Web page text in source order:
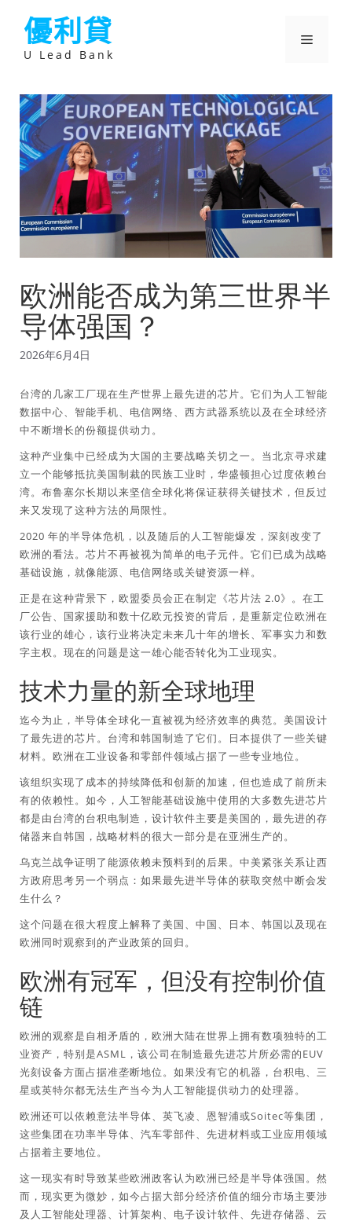
優利貸
U Lead Bank
選
欧洲能否成为第三世界半
导体强国？
2026年6月4日
台湾的几家工厂现在生产世界上最先进的芯片。它们为人工智能
数据中心、智能手机、电信网络、西方武器系统以及在全球经济
中不断增长的份额提供动力。
这种产业集中已经成为大国的主要战略关切之一。当北京寻求建
立一个能够抵抗美国制裁的民族工业时，华盛顿担心过度依赖台
湾。布鲁塞尔长期以来坚信全球化将保证获得关键技术，但反过
来又发现了这种方法的局限性。
2020 年的半导体危机，以及随后的人工智能爆发，深刻改变了
欧洲的看法。芯片不再被视为简单的电子元件。它们已成为战略
基础设施，就像能源、电信网络或关键资源一样。
正是在这种背景下，欧盟委员会正在制定《芯片法 2.0》。在工
厂公告、国家援助和数十亿欧元投资的背后，是重新定位欧洲在
该行业的雄心，该行业将决定未来几十年的增长、军事实力和数
字主权。现在的问题是这一雄心能否转化为工业现实。
技术力量的新全球地理
迄今为止，半导体全球化一直被视为经济效率的典范。美国设计
了最先进的芯片。台湾和韩国制造了它们。日本提供了一些关键
材料。欧洲在工业设备和零部件领域占据了一些专业地位。
该组织实现了成本的持续降低和创新的加速，但也造成了前所未
有的依赖性。如今，人工智能基础设施中使用的大多数先进芯片
都是由台湾的台积电制造，设计软件主要是美国的，最先进的存
储器来自韩国，战略材料的很大一部分是在亚洲生产的。
乌克兰战争证明了能源依赖未预料到的后果。中美紧张关系让西
方政府思考另一个弱点：如果最先进半导体的获取突然中断会发
生什么？
这个问题在很大程度上解释了美国、中国、日本、韩国以及现在
欧洲同时观察到的产业政策的回归。
欧洲有冠军，但没有控制价值
链
欧洲的观察是自相矛盾的，欧洲大陆在世界上拥有数项独特的工
业资产，特别是ASML，该公司在制造最先进芯片所必需的EUV
光刻设备方面占据准垄断地位。如果没有它的机器，台积电、三
星或英特尔都无法生产当今为人工智能提供动力的处理器。
欧洲还可以依赖意法半导体、英飞凌、恩智浦或Soitec等集团，
这些集团在功率半导体、汽车零部件、先进材料或工业应用领域
占据着主要地位。
这一现实有时导致某些欧洲政客认为欧洲已经是半导体强国。然
而，现实更为微妙，如今占据大部分经济价值的细分市场主要涉
及人工智能处理器、计算架构、电子设计软件、先进存储器、云